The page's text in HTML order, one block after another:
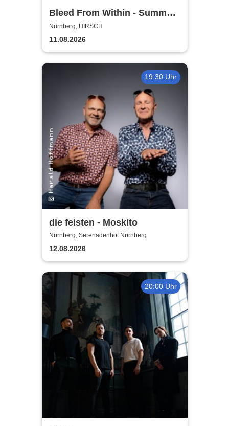
Bleed From Within - Summer
2026
Nürnberg, HIRSCH
11.08.2026
19:30 Uhr
die feisten - Moskito
Nürnberg, Serenadenhof Nürnberg
12.08.2026
20:00 Uhr